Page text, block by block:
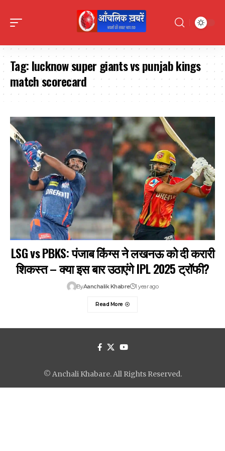
Tag:lucknow super giants vs punjab kings
match scorecard
LSG vs PBKS: पंजाब किंग्स ने लखनऊ को दी करारी
शिकस्त – क्या इस बार उठाएंगे IPL 2025 ट्रॉफी?
ByAanchalik Khabre 1 year ago
Read More
© Anchali Khabare. All Rights Reserved.